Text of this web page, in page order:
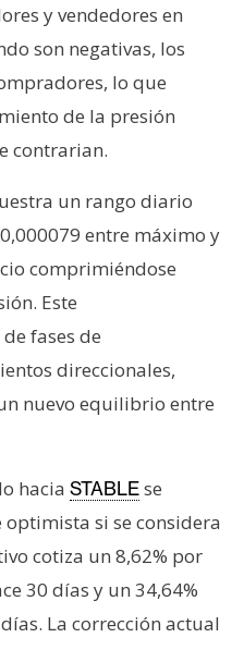
y vendedores en
son negativas, los
lo que
de la presión
contrarian.
un rango diario
entre máximo y
comprimiéndose
Este
fases de
direccionales,
nuevo equilibrio entre
hacia STABLEse
si se considera
cotiza un 8,62% por
30 días y un 34,64%
La corrección actual